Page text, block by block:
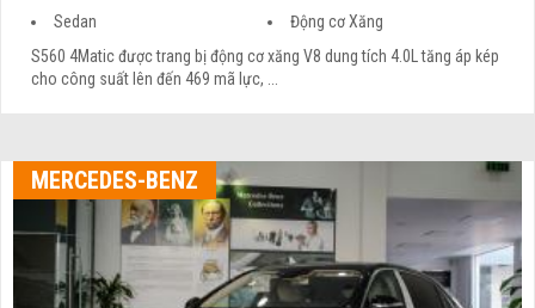
Sedan
Động cơ Xăng
S560 4Matic được trang bị động cơ xăng V8 dung tích 4.0L tăng áp kép
cho công suất lên đến 469 mã lực, ...
MERCEDES-BENZ